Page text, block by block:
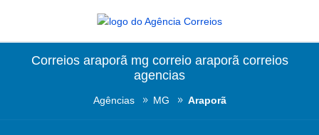
Correios araporã mg correio araporã correios
agencias
Agências MG Araporã